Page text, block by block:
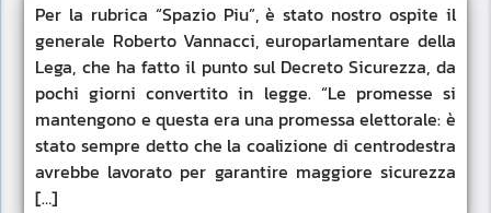
Per la rubrica “Spazio Piu”, è stato nostro ospite il
generale Roberto Vannacci, europarlamentare della
Lega, che ha fatto il punto sul Decreto Sicurezza, da
pochi giorni convertito in legge. “Le promesse si
mantengono e questa era una promessa elettorale: è
stato sempre detto che la coalizione di centrodestra
avrebbe lavorato per garantire maggiore sicurezza
[…]